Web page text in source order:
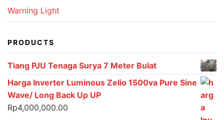
Warning Light
PRODUCTS
Tiang PJU Tenaga Surya 7 Meter Bulat
Harga Inverter Luminous Zelio 1500va Pure Sine
Wave/ Long Back Up UP
Rp4,000,000.00